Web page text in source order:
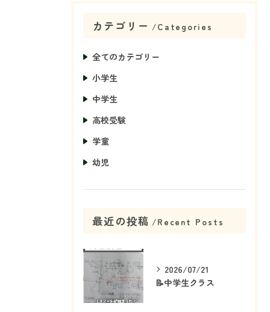
カテゴリー Categories
全てのカテゴリー
小学生
中学生
高校受験
学童
幼児
最近の投稿 Recent Posts
2026/07/21
📝中学生クラス